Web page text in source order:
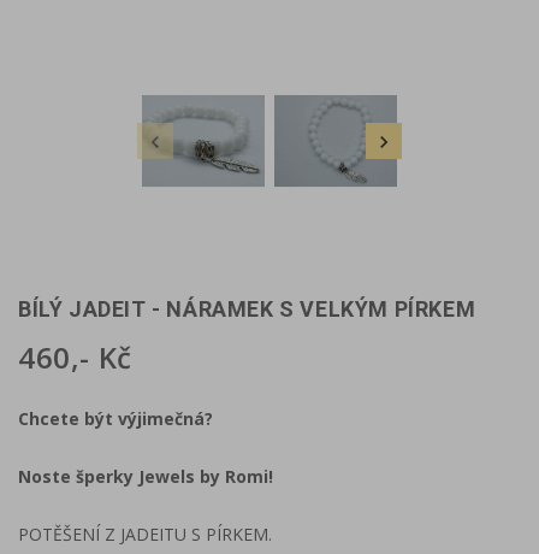
 
BÍLÝ JADEIT - NÁRAMEK S VELKÝM PÍRKEM
460,- Kč
Chcete být výjimečná?
Noste šperky Jewels by Romi!
POTĚŠENÍ Z JADEITU S PÍRKEM.